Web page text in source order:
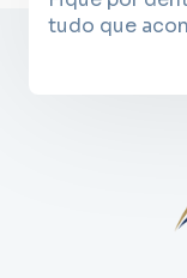
tudo que